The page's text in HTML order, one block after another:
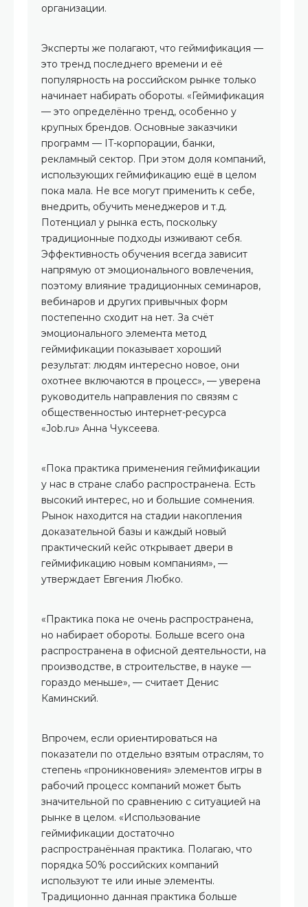
организации.
Эксперты же полагают, что геймификация —
это тренд последнего времени и её
популярность на российском рынке только
начинает набирать обороты. «Геймификация
— это определённо тренд, особенно у
крупных брендов. Основные заказчики
программ — IT-корпорации, банки,
рекламный сектор. При этом доля компаний,
использующих геймификацию ещё в целом
пока мала. Не все могут применить к себе,
внедрить, обучить менеджеров и т.д.
Потенциал у рынка есть, поскольку
традиционные подходы изживают себя.
Эффективность обучения всегда зависит
напрямую от эмоционального вовлечения,
поэтому влияние традиционных семинаров,
вебинаров и других привычных форм
постепенно сходит на нет. За счёт
эмоционального элемента метод
геймификации показывает хороший
результат: людям интересно новое, они
охотнее включаются в процесс», — уверена
руководитель направления по связям с
общественностью интернет-ресурса
«Job.ru» Анна Чуксеева.
«Пока практика применения геймификации
у нас в стране слабо распространена. Есть
высокий интерес, но и большие сомнения.
Рынок находится на стадии накопления
доказательной базы и каждый новый
практический кейс открывает двери в
геймификацию новым компаниям», —
утверждает Евгения Любко.
«Практика пока не очень распространена,
но набирает обороты. Больше всего она
распространена в офисной деятельности, на
производстве, в строительстве, в науке —
гораздо меньше», — считает Денис
Каминский.
Впрочем, если ориентироваться на
показатели по отдельно взятым отраслям, то
степень «проникновения» элементов игры в
рабочий процесс компаний может быть
значительной по сравнению с ситуацией на
рынке в целом. «Использование
геймификации достаточно
распространённая практика. Полагаю, что
порядка 50% российских компаний
используют те или иные элементы.
Традиционно данная практика больше